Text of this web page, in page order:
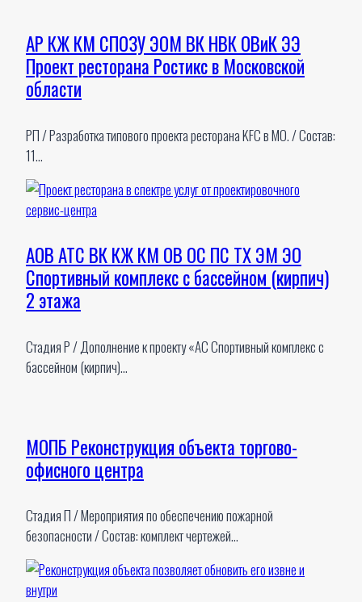
АР КЖ КМ СПОЗУ ЭОМ ВК НВК ОВиК ЭЭ
Проект ресторана Ростикс в Московской
области
РП / Разработка типового проекта ресторана KFC в МО. / Состав:
11…
АОВ АТС ВК КЖ КМ ОВ ОС ПС ТХ ЭМ ЭО
Спортивный комплекс с бассейном (кирпич)
2 этажа
Стадия Р / Дополнение к проекту «АС Спортивный комплекс с
бассейном (кирпич)…
МОПБ Реконструкция объекта торгово-
офисного центра
Стадия П / Мероприятия по обеспечению пожарной
безопасности / Состав: комплект чертежей…